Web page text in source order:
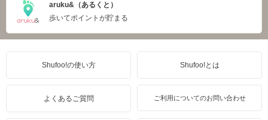
aruku&（あるくと）
歩いてポイントが貯まる
Shufoo!の使い方 Shufoo!とは
よくあるご質問 ご利用についてのお問い合わせ